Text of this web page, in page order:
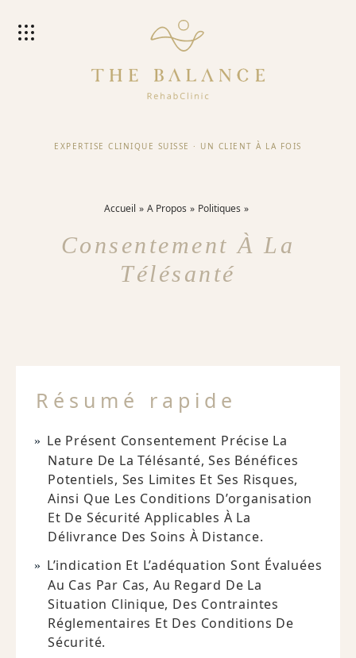
EXPERTISE CLINIQUE SUISSE · UN CLIENT À LA FOIS
Accueil A Propos Politiques
Consentement À La
Télésanté
Résumé rapide
Le Présent Consentement Précise La
Nature De La Télésanté, Ses Bénéfices
Potentiels, Ses Limites Et Ses Risques,
Ainsi Que Les Conditions D’organisation
Et De Sécurité Applicables À La
Délivrance Des Soins À Distance.
L’indication Et L’adéquation Sont Évaluées
Au Cas Par Cas, Au Regard De La
Situation Clinique, Des Contraintes
Réglementaires Et Des Conditions De
Sécurité.